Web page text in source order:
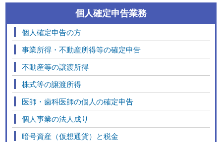
個人確定申告業務
個人確定申告の方
事業所得・不動産所得等の確定申告
不動産等の譲渡所得
株式等の譲渡所得
医師・歯科医師の個人の確定申告
個人事業の法人成り
暗号資産（仮想通貨）と税金